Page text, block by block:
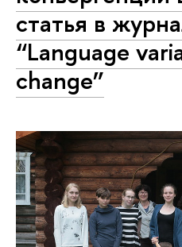
статья в
“Language
change”